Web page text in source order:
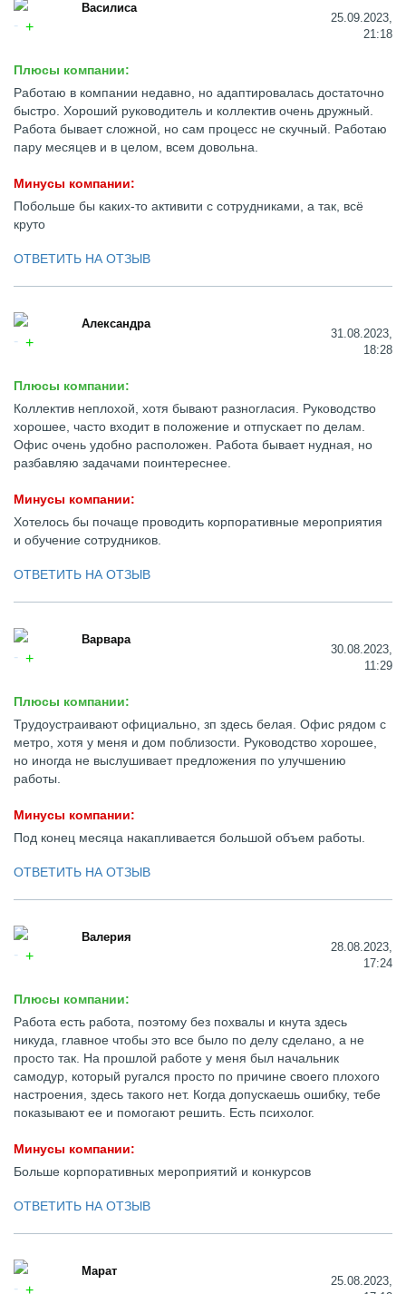
Василиса
25.09.2023,
21:18
Плюсы компании:
Работаю в компании недавно, но адаптировалась достаточно
быстро. Хороший руководитель и коллектив очень дружный.
Работа бывает сложной, но сам процесс не скучный. Работаю
пару месяцев и в целом, всем довольна.
Минусы компании:
Побольше бы каких-то активити с сотрудниками, а так, всё
круто
ОТВЕТИТЬ НА ОТЗЫВ
Александра
31.08.2023,
18:28
Плюсы компании:
Коллектив неплохой, хотя бывают разногласия. Руководство
хорошее, часто входит в положение и отпускает по делам.
Офис очень удобно расположен. Работа бывает нудная, но
разбавляю задачами поинтереснее.
Минусы компании:
Хотелось бы почаще проводить корпоративные мероприятия
и обучение сотрудников.
ОТВЕТИТЬ НА ОТЗЫВ
Варвара
30.08.2023,
11:29
Плюсы компании:
Трудоустраивают официально, зп здесь белая. Офис рядом с
метро, хотя у меня и дом поблизости. Руководство хорошее,
но иногда не выслушивает предложения по улучшению
работы.
Минусы компании:
Под конец месяца накапливается большой объем работы.
ОТВЕТИТЬ НА ОТЗЫВ
Валерия
28.08.2023,
17:24
Плюсы компании:
Работа есть работа, поэтому без похвалы и кнута здесь
никуда, главное чтобы это все было по делу сделано, а не
просто так. На прошлой работе у меня был начальник
самодур, который ругался просто по причине своего плохого
настроения, здесь такого нет. Когда допускаешь ошибку, тебе
показывают ее и помогают решить. Есть психолог.
Минусы компании:
Больше корпоративных мероприятий и конкурсов
ОТВЕТИТЬ НА ОТЗЫВ
Марат
25.08.2023,